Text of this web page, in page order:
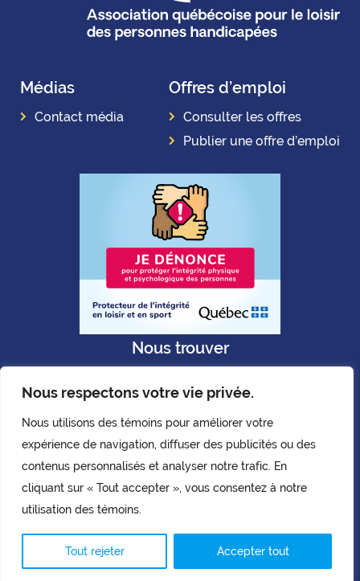
Nous respectons votre vie privée.
Nous utilisons des témoins pour améliorer votre
expérience de navigation, diffuser des publicités ou des
contenus personnalisés et analyser notre trafic. En
cliquant sur « Tout accepter », vous consentez à notre
utilisation des témoins.
Tout rejeter Accepter tout
Médias
Contact média
Offres d’emploi
Consulter les offres
Publier une offre d’emploi
Nous trouver
Politique de confidentialité
Copyright © AQLPH. 2026.